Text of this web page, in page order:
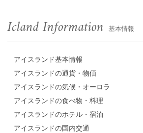
Icland Information 基本情報
アイスランド基本情報
アイスランドの通貨・物価
アイスランドの気候・オーロラ
アイスランドの食べ物・料理
アイスランドのホテル・宿泊
アイスランドの国内交通